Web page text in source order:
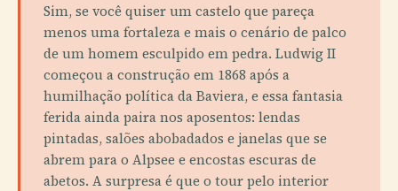
Sim, se você quiser um castelo que pareça
menos uma fortaleza e mais o cenário de palco
de um homem esculpido em pedra. Ludwig II
começou a construção em 1868 após a
humilhação política da Baviera, e essa fantasia
ferida ainda paira nos aposentos: lendas
pintadas, salões abobadados e janelas que se
abrem para o Alpsee e encostas escuras de
abetos. A surpresa é que o tour pelo interior